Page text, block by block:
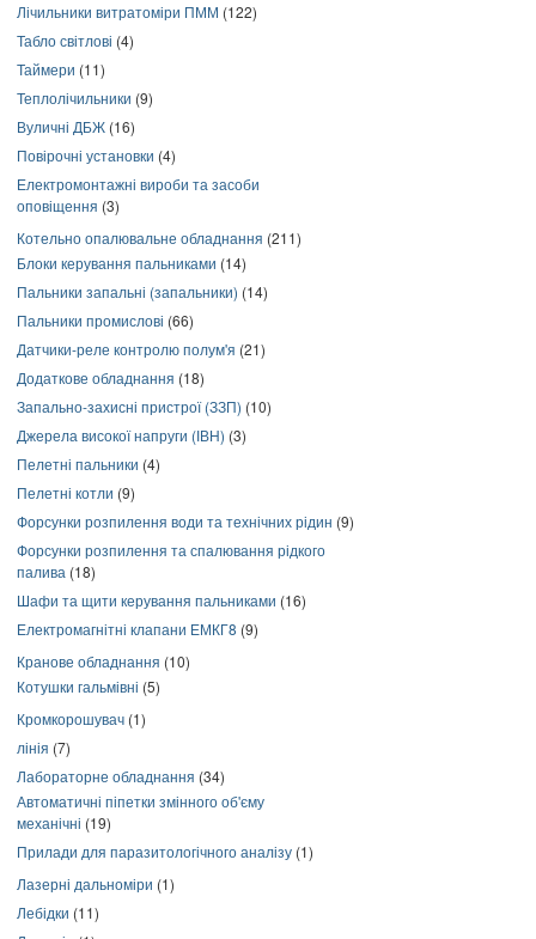
Лічильники витратоміри ПММ (122)
Табло світлові (4)
Таймери (11)
Теплолічильники (9)
Вуличні ДБЖ (16)
Повірочні установки (4)
Електромонтажні вироби та засоби
оповіщення (3)
Котельно опалювальне обладнання (211)
Блоки керування пальниками (14)
Пальники запальні (запальники) (14)
Пальники промислові (66)
Датчики-реле контролю полум'я (21)
Додаткове обладнання (18)
Запально-захисні пристрої (ЗЗП) (10)
Джерела високої напруги (ІВН) (3)
Пелетні пальники (4)
Пелетні котли (9)
Форсунки розпилення води та технічних рідин (9)
Форсунки розпилення та спалювання рідкого
палива (18)
Шафи та щити керування пальниками (16)
Електромагнітні клапани ЕМКГ8 (9)
Кранове обладнання (10)
Котушки гальмівні (5)
Кромкорошувач (1)
лінія (7)
Лабораторне обладнання (34)
Автоматичні піпетки змінного об'єму
механічні (19)
Прилади для паразитологічного аналізу (1)
Лазерні дальноміри (1)
Лебідки (11)